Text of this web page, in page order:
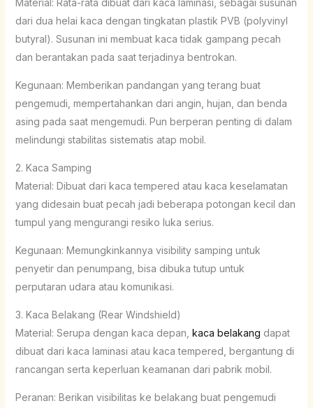
dari dua helai kaca dengan tingkatan plastik PVB (polyvinyl
butyral). Susunan ini membuat kaca tidak gampang pecah
dan berantakan pada saat terjadinya bentrokan.
Kegunaan: Memberikan pandangan yang terang buat
pengemudi, mempertahankan dari angin, hujan, dan benda
asing pada saat mengemudi. Pun berperan penting di dalam
melindungi stabilitas sistematis atap mobil.
2. Kaca Samping
Material: Dibuat dari kaca tempered atau kaca keselamatan
yang didesain buat pecah jadi beberapa potongan kecil dan
tumpul yang mengurangi resiko luka serius.
Kegunaan: Memungkinkannya visibility samping untuk
penyetir dan penumpang, bisa dibuka tutup untuk
perputaran udara atau komunikasi.
3. Kaca Belakang (Rear Windshield)
Material: Serupa dengan kaca depan, kaca belakang dapat
dibuat dari kaca laminasi atau kaca tempered, bergantung di
rancangan serta keperluan keamanan dari pabrik mobil.
Peranan: Berikan visibilitas ke belakang buat pengemudi